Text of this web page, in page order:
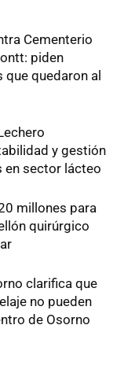
Cementerio
piden
quedaron al
y gestión
en sector lácteo
millones para
quirúrgico
clarifica que
no pueden
de Osorno